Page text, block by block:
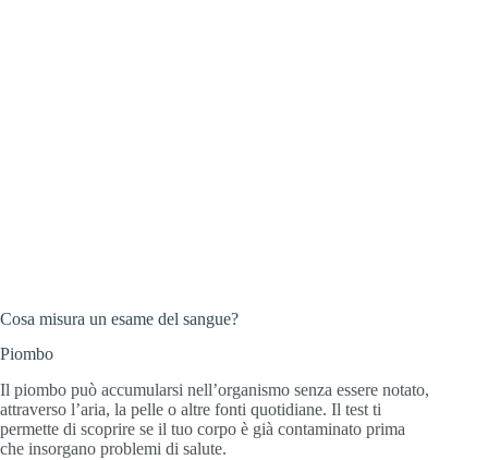
Cosa misura un esame del sangue?
Piombo
Il piombo può accumularsi nell’organismo senza essere notato,
attraverso l’aria, la pelle o altre fonti quotidiane. Il test ti
permette di scoprire se il tuo corpo è già contaminato prima
che insorgano problemi di salute.